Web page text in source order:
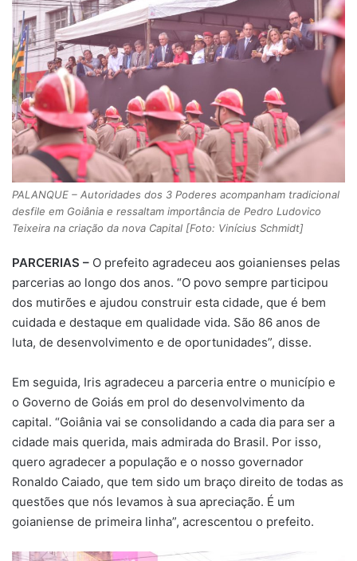
PALANQUE – Autoridades dos 3 Poderes acompanham tradicional
desfile em Goiânia e ressaltam importância de Pedro Ludovico
Teixeira na criação da nova Capital [Foto: Vinícius Schmidt]
PARCERIAS – O prefeito agradeceu aos goianienses pelas
parcerias ao longo dos anos. “O povo sempre participou
dos mutirões e ajudou construir esta cidade, que é bem
cuidada e destaque em qualidade vida. São 86 anos de
luta, de desenvolvimento e de oportunidades”, disse.
Em seguida, Iris agradeceu a parceria entre o município e
o Governo de Goiás em prol do desenvolvimento da
capital. “Goiânia vai se consolidando a cada dia para ser a
cidade mais querida, mais admirada do Brasil. Por isso,
quero agradecer a população e o nosso governador
Ronaldo Caiado, que tem sido um braço direito de todas as
questões que nós levamos à sua apreciação. É um
goianiense de primeira linha”, acrescentou o prefeito.